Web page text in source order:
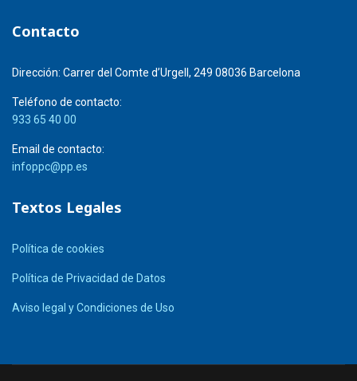
Contacto
Dirección: Carrer del Comte d’Urgell, 249 08036 Barcelona
Teléfono de contacto:
933 65 40 00
Email de contacto:
infoppc@pp.es
Textos Legales
Política de cookies
Política de Privacidad de Datos
Aviso legal y Condiciones de Uso